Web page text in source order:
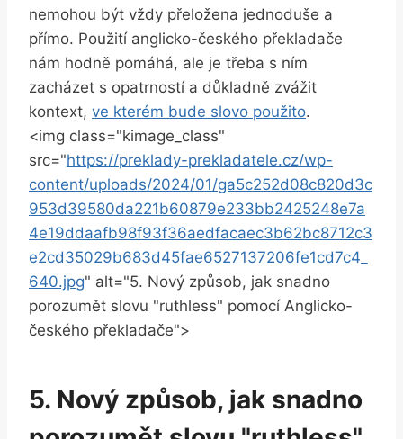
nemohou být vždy přeložena jednoduše a
přímo. Použití anglicko-českého překladače
nám hodně pomáhá, ale je třeba s ním
zacházet s opatrností a důkladně zvážit
kontext, ve kterém bude slovo použito.
<img class="kimage_class"
src="https://preklady-prekladatele.cz/wp-
content/uploads/2024/01/ga5c252d08c820d3c
953d39580da221b60879e233bb2425248e7a
4e19ddaafb98f93f36aedfacaec3b62bc8712c3
e2cd35029b683d45fae6527137206fe1cd7c4_
640.jpg" alt="5. Nový způsob, jak snadno
porozumět slovu "ruthless" pomocí Anglicko-
českého překladače">
5. Nový způsob, jak snadno